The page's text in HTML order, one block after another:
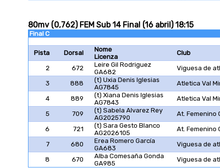
Final C
Pista Dorsal
Nome
Licenza
Club
2 672
Leire Gil Rodriguez
GA682
Viguesa de
3 888
(t) Uxia Denis Iglesias
AG7845
Atletica Val
4 889
(t) Xiana Denis Iglesias
AG7843
Atletica Val
5 709
(t) Sabela Alvarez Rey
AG2025790
At. Femenino
6 721
(t) Sara Gesto Blanco
AG2026105
At. Femenino
7 680
Erea Romero García
GA683
Viguesa de
8 670
Alba Comesaña Gonda
GA985
Viguesa de
80mv (0,762) FEM Sub 14 Final (16 abril) 18:15